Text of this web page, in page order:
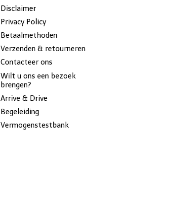
Disclaimer
Privacy Policy
Betaalmethoden
Verzenden & retourneren
Contacteer ons
Wilt u ons een bezoek
brengen?
Arrive & Drive
Begeleiding
Vermogenstestbank